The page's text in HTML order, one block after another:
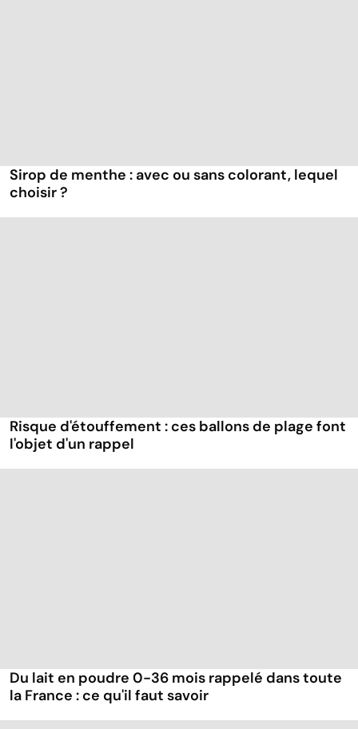
Sirop de menthe : avec ou sans colorant, lequel
choisir ?
Risque d'étouffement : ces ballons de plage font
l'objet d'un rappel
Du lait en poudre 0-36 mois rappelé dans toute
la France : ce qu'il faut savoir